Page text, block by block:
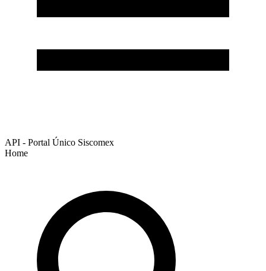
API - Portal Único Siscomex
Home